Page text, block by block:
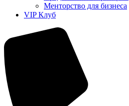
Менторство для бизнеса
VIP Клуб